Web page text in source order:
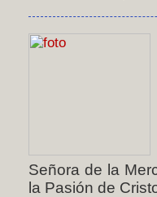
Señora de la
la Pasión de